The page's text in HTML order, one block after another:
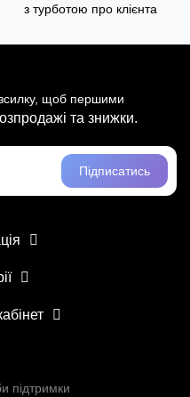
з турботою про клієнта
щоб першими
та знижки.
Підписатись
підтримки